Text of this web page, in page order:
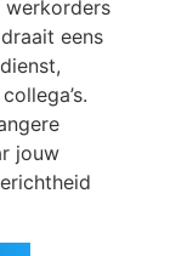
werkorders
eens
jouw